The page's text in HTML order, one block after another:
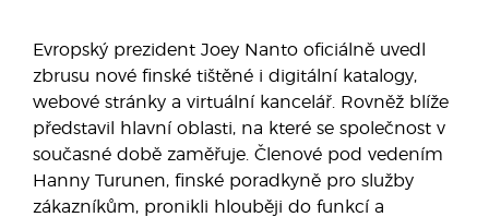
Evropský prezident Joey Nanto oficiálně uvedl
zbrusu nové finské tištěné i digitální katalogy,
webové stránky a virtuální kancelář. Rovněž blíže
představil hlavní oblasti, na které se společnost v
současné době zaměřuje. Členové pod vedením
Hanny Turunen, finské poradkyně pro služby
zákazníkům, pronikli hlouběji do funkcí a